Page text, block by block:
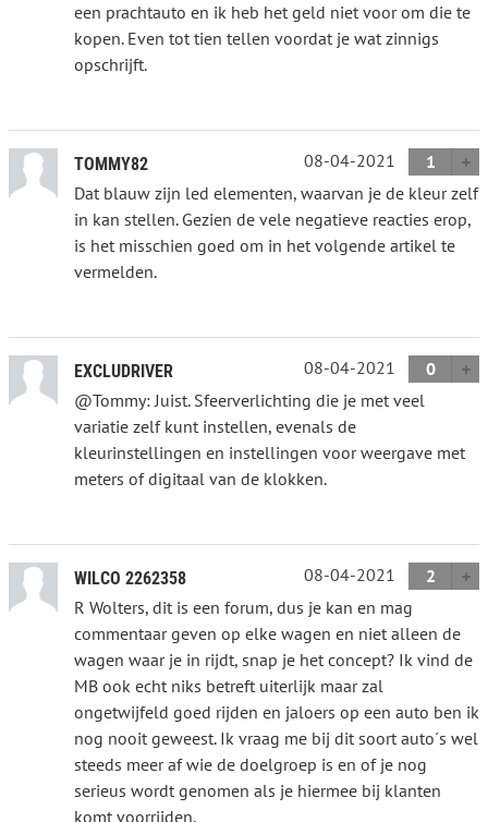
een prachtauto en ik heb het geld niet voor om die te
kopen. Even tot tien tellen voordat je wat zinnigs
opschrijft.
TOMMY82 08-04-2021
1
Dat blauw zijn led elementen, waarvan je de kleur zelf
in kan stellen. Gezien de vele negatieve reacties erop,
is het misschien goed om in het volgende artikel te
vermelden.
EXCLUDRIVER 08-04-2021
0
@Tommy: Juist. Sfeerverlichting die je met veel
variatie zelf kunt instellen, evenals de
kleurinstellingen en instellingen voor weergave met
meters of digitaal van de klokken.
WILCO 2262358 08-04-2021
2
R Wolters, dit is een forum, dus je kan en mag
commentaar geven op elke wagen en niet alleen de
wagen waar je in rijdt, snap je het concept? Ik vind de
MB ook echt niks betreft uiterlijk maar zal
ongetwijfeld goed rijden en jaloers op een auto ben ik
nog nooit geweest. Ik vraag me bij dit soort auto´s wel
steeds meer af wie de doelgroep is en of je nog
serieus wordt genomen als je hiermee bij klanten
komt voorrijden.